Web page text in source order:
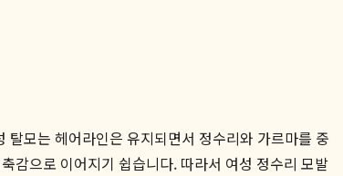
모는 헤어라인은 유지되면서 정수리와 가르마를 중
감으로 이어지기 쉽습니다. 따라서 여성 정수리 모발